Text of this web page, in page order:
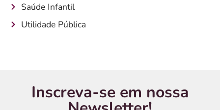
Saúde Infantil
Utilidade Pública
Inscreva-se em nossa